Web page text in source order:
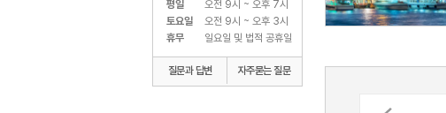
평일
오전 9시 ~ 오후 7시
토요일
오전 9시 ~ 오후 3시
휴무
일요일 및 법적 공휴일
질문과 답변 자주묻는 질문